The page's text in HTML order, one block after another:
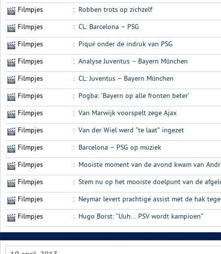
Filmpjes : Robben trots op zichzelf
Filmpjes : CL: Barcelona – PSG
Filmpjes : Piqué onder de indruk van PSG
Filmpjes : Analyse Juventus – Bayern München
Filmpjes : CL: Juventus – Bayern München
Filmpjes : Pogba: ‘Bayern op alle fronten beter’
Filmpjes : Van Marwijk voorspelt zege Ajax
Filmpjes : Van der Wiel werd “te laat” ingezet
Filmpjes : Barcelona – PSG op muziek
Filmpjes : Mooiste moment van de avond kwam van
Filmpjes : Stem nu op het mooiste doelpunt van de
Filmpjes : Neymar levert prachtige assist met de hak
Filmpjes : Hugo Borst: “Uuh… PSV wordt kampioen”